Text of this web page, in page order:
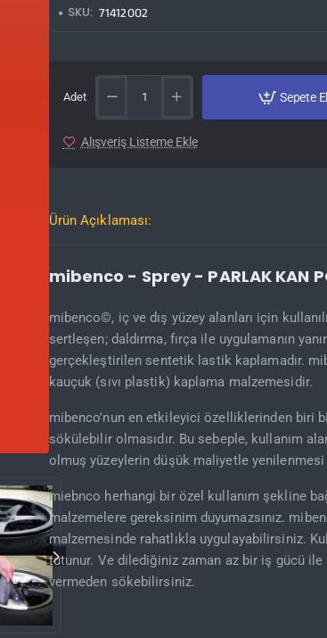
SKU: 71412002
Adet Sepete
Alışveriş Listeme Ekle
Ürün Açıklaması:
mibenco - Sprey - PARLAK KAN
mibenco©, iç ve dış yüzey alanları için
sertleşen; daldırma, fırça ile uygulamanın
gerçekleştirilen sentetik lastik kaplamadır.
kauçuk (sıvı plastik) kaplama malzemesidir.
mibenco'nun en etkileyici özelliklerinden biri
sökülebilir olmasıdır. Bu sebeple, kullanım
olmuş yüzeylerin düşük maliyetle yenilenmesi
miebnco herhangi bir özel kullanım şekline
malzemelere gereksinim duyumazsınız.
malzemesinde rahatlıkla uygulayabilirsiniz.
tutunur. Ve dilediğiniz zaman az bir iş gücü ile
vermeden sökebilirsiniz.